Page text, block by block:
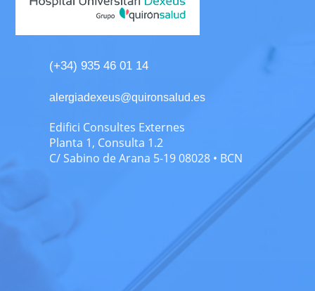
(+34) 935 46 01 14
alergiadexeus@quironsalud.es
Edifici Consultes Externes
Planta 1, Consulta 1.2
C/ Sabino de Arana 5-19 08028 • BCN